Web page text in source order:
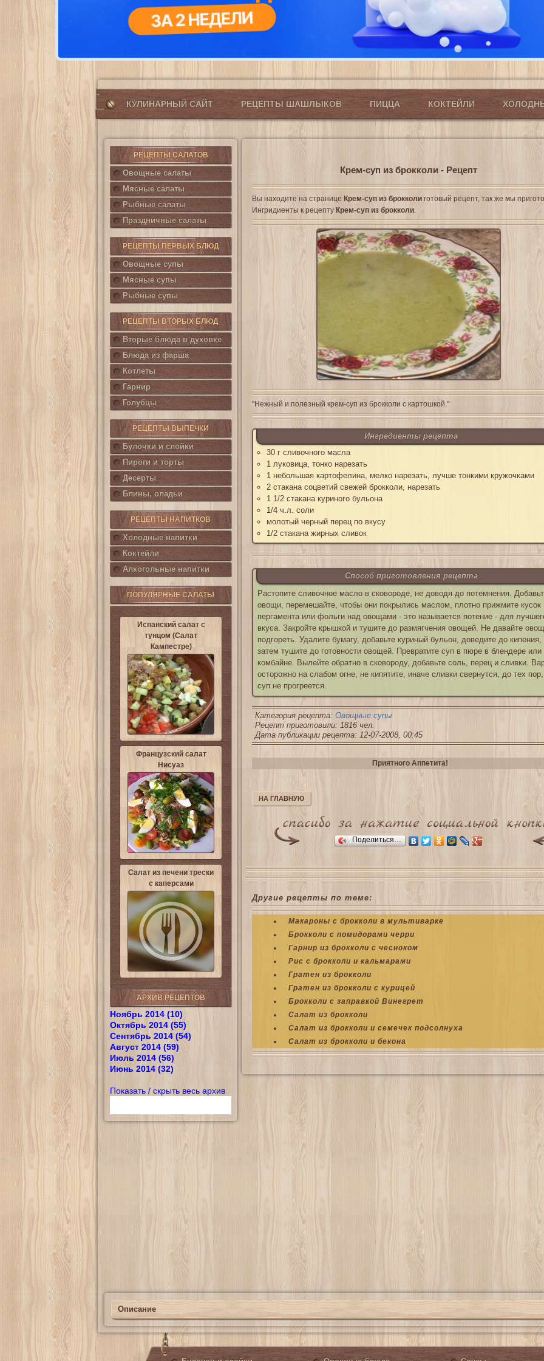
КУЛИНАРНЫЙ САЙТ РЕЦЕПТЫ ШАШЛЫКОВ ПИЦЦА КОКТЕЙЛИ
РЕЦЕПТЫ САЛАТОВ
Овощные салаты
Мясные салаты
Рыбные салаты
Праздничные салаты
РЕЦЕПТЫ ПЕРВЫХ БЛЮД
Овощные супы
Мясные супы
Рыбные супы
РЕЦЕПТЫ ВТОРЫХ БЛЮД
Вторые блюда в духовке
Блюда из фарша
Котлеты
Гарнир
Голубцы
РЕЦЕПТЫ ВЫПЕЧКИ
Булочки и слойки
Пироги и торты
Десерты
Блины, оладьи
РЕЦЕПТЫ НАПИТКОВ
Холодные напитки
Коктейли
Алкогольные напитки
ПОПУЛЯРНЫЕ САЛАТЫ
Испанский салат с
тунцом (Салат
Кампестре)
Французский салат
Нисуаз
Салат из печени трески
с каперсами
АРХИВ РЕЦЕПТОВ
Ноябрь 2014 (10)
Октябрь 2014 (55)
Сентябрь 2014 (54)
Август 2014 (59)
Июль 2014 (56)
Июнь 2014 (32)
Показать / скрыть весь архив
Крем-суп из брокколи - Рецепт
Вы находите на странице Крем-суп из брокколи готовый рецепт, так же мы
Ингридиенты к рецепту Крем-суп из брокколи
"Нежный и полезный крем-суп из брокколи с картошкой."
Ингредиенты рецепта
30 г сливочного масла
1 луковица, тонко нарезать
1 небольшая картофелина, мелко нарезать, лучше тонкими кружочками
2 стакана соцветий свежей брокколи, нарезать
1 1/2 стакана куриного бульона
1/4 ч.л. соли
молотый черный перец по вкусу
1/2 стакана жирных сливок
Способ приготовления рецепта
Растопите сливочное масло в сковороде, не доводя до потемнения.
овощи, перемешайте, чтобы они покрылись маслом, плотно прижмите кусок
пергамента или фольги над овощами - это называется потение - для
вкуса. Закройте крышкой и тушите до размягчения овощей. Не давайте
подгореть. Удалите бумагу, добавьте куриный бульон, доведите до кипения,
затем тушите до готовности овощей. Превратите суп в пюре в блендере или
комбайне. Вылейте обратно в сковороду, добавьте соль, перец и сливки.
осторожно на слабом огне, не кипятите, иначе сливки свернутся, до тех
суп не прогреется.
Категория рецепта: Овощные супы
Рецепт приготовили: 1816 чел.
Дата публикации рецепта: 12-07-2008, 00:45
Приятного Аппетита!
НА ГЛАВНУЮ
Поделиться…
Другие рецепты по теме:
Макароны с брокколи в мультиварке
Брокколи с помидорами черри
Гарнир из брокколи с чесноком
Рис с брокколи и кальмарами
Гратен из брокколи
Гратен из брокколи с курицей
Брокколи с заправкой Винегрет
Салат из брокколи
Салат из брокколи и семечек подсолнуха
Салат из брокколи и бекона
Описание